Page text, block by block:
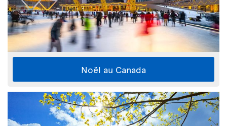
Noël au Canada